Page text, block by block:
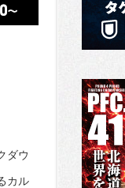
ダウ
カル